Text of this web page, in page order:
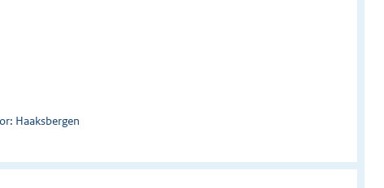
Haaksbergen